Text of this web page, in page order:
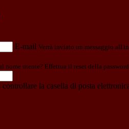
E-mail Verrà inviato un messaggio
nome utente? Effettua il reset della
la casella di posta